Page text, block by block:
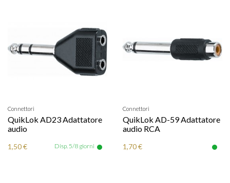
Connettori
QuikLok AD23 Adattatore
audio
1,50 € Disp. 5/8 giorni
Connettori
QuikLok AD-59 Adattatore
audio RCA
1,70 €